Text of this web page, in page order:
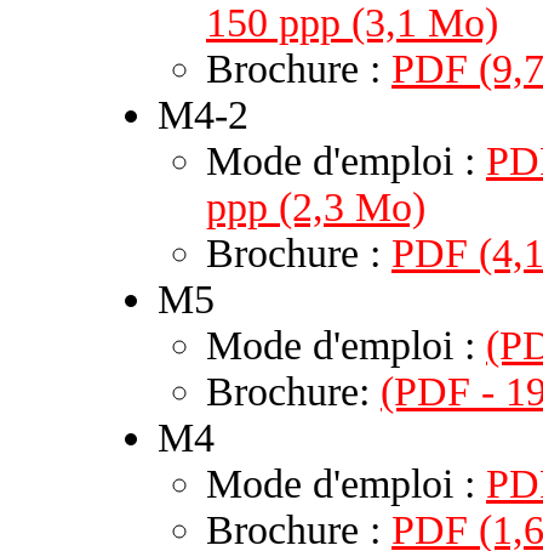
150 ppp (3,1 Mo)
Brochure : PDF
M4-2
Mode d'emploi :
ppp (2,3 Mo)
Brochure : PDF
M5
Mode d'emploi :
Brochure: (PDF -
M4
Mode d'emploi :
Brochure : PDF